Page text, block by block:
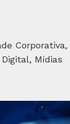
Corporativa,
Mídias